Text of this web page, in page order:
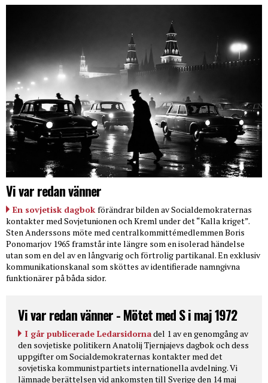
Vi var redan vänner
En sovjetisk dagbok förändrar bilden av Socialdemokraternas
kontakter med Sovjetunionen och Kreml under det “Kalla kriget”.
Sten Anderssons möte med centralkommittémedlemmen Boris
Ponomarjov 1965 framstår inte längre som en isolerad händelse
utan som en del av en långvarig och förtrolig partikanal. En exklusiv
kommunikationskanal som sköttes av identifierade namngivna
funktionärer på båda sidor.
Vi var redan vänner - Mötet med S i maj 1972
I går publicerade Ledarsidornadel 1 av en genomgång av
den sovjetiske politikern Anatolij Tjernjajevs dagbok och dess
uppgifter om Socialdemokraternas kontakter med det
sovjetiska kommunistpartiets internationella avdelning. Vi
lämnade berättelsen vid ankomsten till Sverige den 14 maj